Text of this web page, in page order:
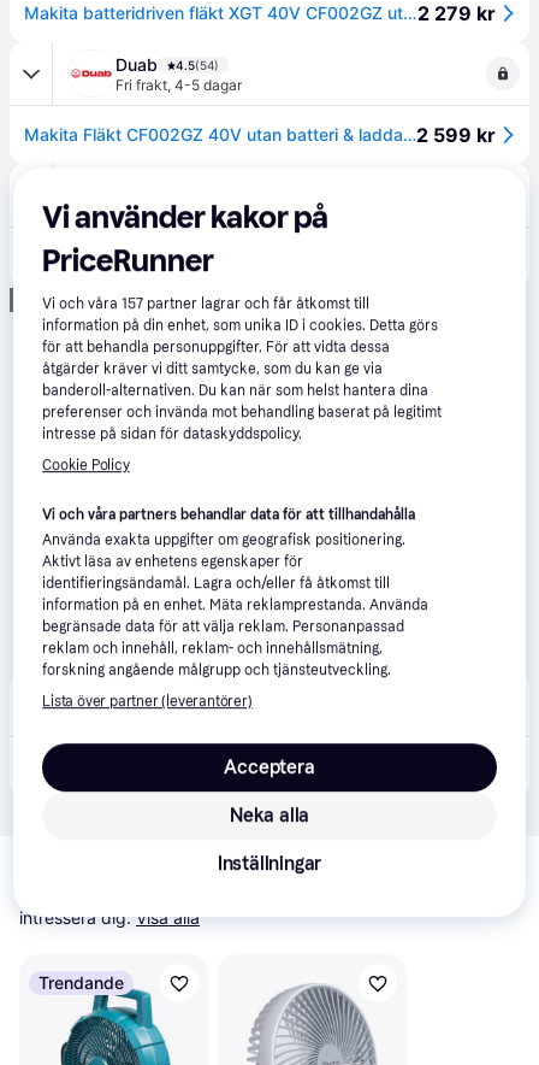
Makita batteridriven fläkt XGT 40V CF002GZ utan batteri2 279 kr
Duab 4.5(54)
Fri frakt, 4-5 dagar
Makita Fläkt CF002GZ 40V utan batteri & laddare2 599 kr
Fri frakt
Annons
Proffsmagasinet
2 433 kr
Eller 838 kr/mån
Relaterade produkter
intressera dig. Visa alla
Trendande
Vi använder kakor på
PriceRunner
Vi och våra157 partner lagrar och får åtkomst till
information på din enhet, som unika ID i cookies. Detta görs
för att behandla personuppgifter. För att vidta dessa
åtgärder kräver vi ditt samtycke, som du kan ge via
banderoll-alternativen. Du kan när som helst hantera dina
preferenser och invända mot behandling baserat på legitimt
intresse på sidan för dataskyddspolicy.
Cookie Policy
Vi och våra partners behandlar data för att tillhandahålla
Använda exakta uppgifter om geografisk positionering.
Aktivt läsa av enhetens egenskaper för
identifieringsändamål. Lagra och/eller få åtkomst till
information på en enhet. Mäta reklamprestanda. Använda
begränsade data för att välja reklam. Personanpassad
reklam och innehåll, reklam- och innehållsmätning,
forskning angående målgrupp och tjänsteutveckling.
Lista över partner (leverantörer)
Neka alla
Acceptera
Inställningar